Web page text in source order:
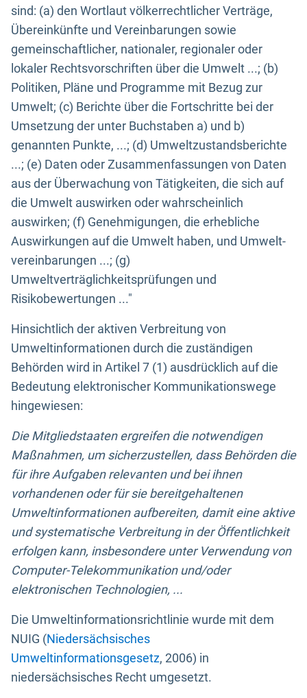
sind: (a) den Wortlaut völkerrechtlicher Verträge,
Übereinkünfte und Vereinbarungen sowie
gemeinschaftlicher, nationaler, regionaler oder
lokaler Rechtsvorschriften über die Umwelt ...; (b)
Politiken, Pläne und Programme mit Bezug zur
Umwelt; (c) Berichte über die Fortschritte bei der
Umsetzung der unter Buchstaben a) und b)
genannten Punkte, ...; (d) Umweltzustandsberichte
...; (e) Daten oder Zusammenfassungen von Daten
aus der Überwachung von Tätigkeiten, die sich auf
die Umwelt auswirken oder wahrscheinlich
auswirken; (f) Genehmigungen, die erhebliche
Auswirkungen auf die Umwelt haben, und Umwelt-
vereinbarungen ...; (g)
Umweltverträglichkeitsprüfungen und
Risikobewertungen ..."
Hinsichtlich der aktiven Verbreitung von
Umweltinformationen durch die zuständigen
Behörden wird in Artikel 7 (1) ausdrücklich auf die
Bedeutung elektronischer Kommunikationswege
hingewiesen:
Die Mitgliedstaaten ergreifen die notwendigen
Maßnahmen, um sicherzustellen, dass Behörden die
für ihre Aufgaben relevanten und bei ihnen
vorhandenen oder für sie bereitgehaltenen
Umweltinformationen aufbereiten, damit eine aktive
und systematische Verbreitung in der Öffentlichkeit
erfolgen kann, insbesondere unter Verwendung von
Computer-Telekommunikation und/oder
elektronischen Technologien, ...
Die Umweltinformationsrichtlinie wurde mit dem
NUIG (Niedersächsisches
Umweltinformationsgesetz, 2006) in
niedersächsisches Recht umgesetzt.